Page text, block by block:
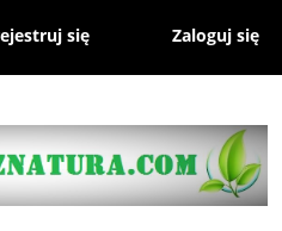
się Zaloguj się